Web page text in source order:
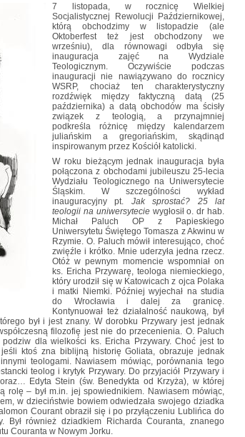
7 listopada, w rocznicę Wielkiej
Socjalistycznej Rewolucji Październikowej,
którą obchodzimy w listopadzie (ale
Oktoberfest też jest obchodzony we
wrześniu), dla równowagi odbyła się
inauguracja zajęć na Wydziale
Teologicznym. Oczywiście podczas
inauguracji nie nawiązywano do rocznicy
WSRP, chociaż ten charakterystyczny
rozdźwięk między faktyczną datą (25
października) a datą obchodów ma ścisły
związek z teologią, a przynajmniej
podkreśla różnicę między kalendarzem
juliańskim a gregoriańskim, skądinąd
inspirowanym przez Kościół katolicki.
W roku bieżącym jednak inauguracja była
połączona z obchodami jubileuszu 25-lecia
Wydziału Teologicznego na Uniwersytecie
Śląskim. W szczególności wykład
inauguracyjny pt. Jak sprostać? 25 lat
teologii na uniwersyteciewygłosił o. dr hab.
Michał Paluch OP z Papieskiego
Uniwersytetu Świętego Tomasza z Akwinu w
Rzymie. O. Paluch mówił interesująco, choć
zwięźle i krótko. Mnie uderzyła jedna rzecz.
Otóż w pewnym momencie wspomniał on
ks. Ericha Przywarę, teologa niemieckiego,
który urodził się w Katowicach z ojca Polaka
i matki Niemki. Później wyjechał na studia
do Wrocławia i dalej za granicę.
Kontynuował też działalność naukową, był
był i jest znany. W dorobku Przywary jest jednak
filozofię jest nie do przecenienia. O. Paluch
dla wielkości ks. Ericha Przywary. Choć jest to
ktoś zna biblijną historię Goliata, obrazuje jednak
teologami. Nawiasem mówiąc, porównania tego
teolog i krytyk Przywary. Do przyjaciół Przywary i
Edyta Stein (św. Benedykta od Krzyża), w której
rolę – był m.in. jej spowiednikiem. Nawiasem mówiąc,
w dzieciństwie bowiem odwiedzała swojego dziadka
Courant obraził się i po przyłączeniu Lublińca do
Był również dziadkiem Richarda Couranta, znanego
Couranta w Nowym Jorku.